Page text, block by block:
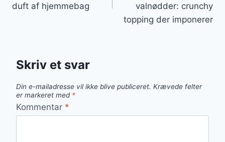
duft af hjemmebag
valnødder: crunchy
topping der imponerer
Skriv et svar
Din e-mailadresse vil ikke blive publiceret. Krævede felter
er markeret med *
Kommentar *